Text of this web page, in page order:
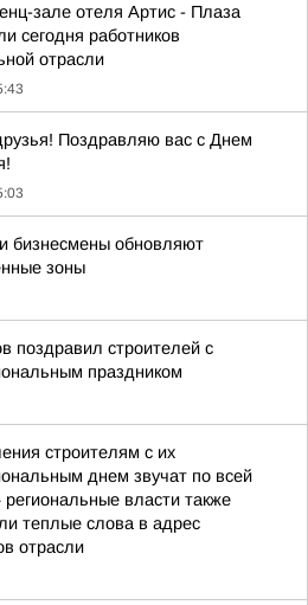
зале отеля Артис - Плаза
сегодня работников
отрасли
Поздравляю вас с Днем
бизнесмены обновляют
зоны
поздравил строителей с
праздником
строителям с их
днем звучат по всей
власти также
теплые слова в адрес
отрасли